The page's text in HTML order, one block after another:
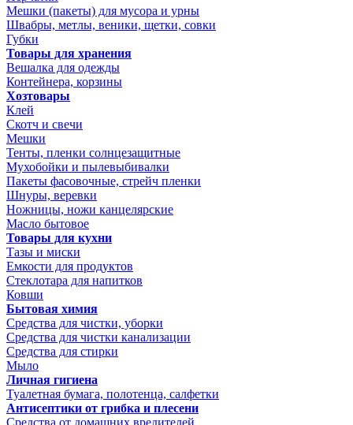
Мешки (пакеты) для мусора и урны
Швабры, метлы, веники, щетки, совки
Губки
Товары для хранения
Вешалка для одежды
Контейнера, корзины
Хозтовары
Клей
Скотч и свечи
Мешки
Тенты, пленки солнцезащитные
Мухобойки и пылевыбивалки
Пакеты фасовочные, стрейч пленки
Шнуры, веревки
Ножницы, ножи канцелярские
Масло бытовое
Товары для кухни
Тазы и миски
Емкости для продуктов
Стеклотара для напитков
Ковши
Бытовая химия
Средства для чистки, уборки
Средства для чистки канализации
Средства для стирки
Мыло
Личная гигиена
Туалетная бумага, полотенца, салфетки
Антисептики от грибка и плесени
Средства от домашних вредителей